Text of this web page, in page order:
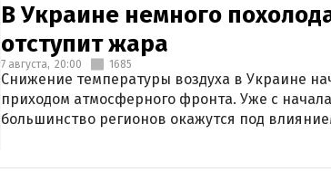
В Украине немного
отступит жара
7 августа, 20:00 1685
Снижение температуры воздуха в Украине
приходом атмосферного фронта. Уже с
большинство регионов окажутся под